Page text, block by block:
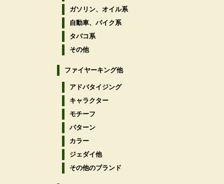
ガソリン、オイル系
自動車、バイク系
タバコ系
その他
ファイヤーキング他
アドバタイジング
キャラクター
モチーフ
パターン
カラー
ジェダイ他
その他のブランド